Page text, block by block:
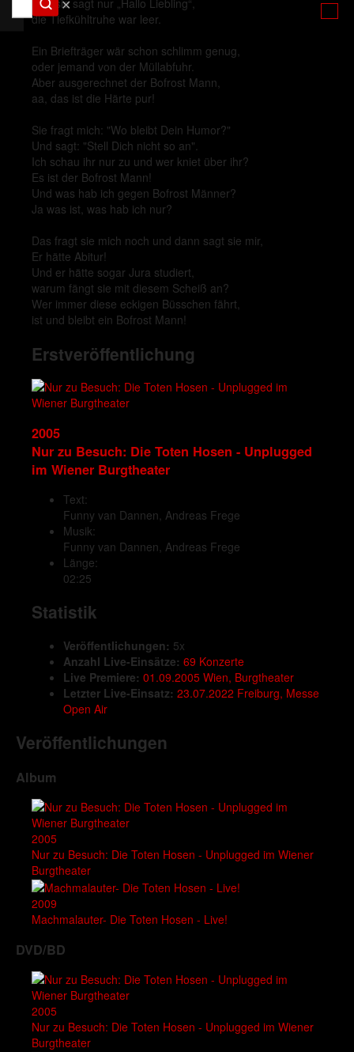
✕
Und sie sagt nur „Hallo Liebling“,
die Tiefkühltruhe war leer.
Ein Briefträger wär schon schlimm genug,
oder jemand von der Müllabfuhr.
Aber ausgerechnet der Bofrost Mann,
aa, das ist die Härte pur!
Sie fragt mich: "Wo bleibt Dein Humor?"
Und sagt: "Stell Dich nicht so an".
Ich schau ihr nur zu und wer kniet über ihr?
Es ist der Bofrost Mann!
Und was hab ich gegen Bofrost Männer?
Ja was ist, was hab ich nur?
Das fragt sie mich noch und dann sagt sie mir,
Er hätte Abitur!
Und er hätte sogar Jura studiert,
warum fängt sie mit diesem Scheiß an?
Wer immer diese eckigen Büsschen fährt,
ist und bleibt ein Bofrost Mann!
Erstveröffentlichung
2005
Nur zu Besuch: Die Toten Hosen - Unplugged
im Wiener Burgtheater
Text:
Funny van Dannen, Andreas Frege
Musik:
Funny van Dannen, Andreas Frege
Länge:
02:25
Statistik
Veröffentlichungen: 5x
Anzahl Live-Einsätze: 69 Konzerte
Live Premiere: 01.09.2005 Wien, Burgtheater
Letzter Live-Einsatz: 23.07.2022 Freiburg, Messe
Open Air
Veröffentlichungen
Album
2005
Nur zu Besuch: Die Toten Hosen - Unplugged im Wiener
Burgtheater
2009
Machmalauter- Die Toten Hosen - Live!
DVD/BD
2005
Nur zu Besuch: Die Toten Hosen - Unplugged im Wiener
Burgtheater